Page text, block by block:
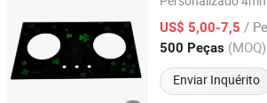
US$ 5,00-7,5 /
500 Peças (MOQ)
Enviar Inquérito
DONGGUAN SAIDA GLASS CO.,LTD
Guangdong, China Desde